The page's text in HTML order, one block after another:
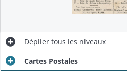
Déplier tous les niveaux
Cartes Postales